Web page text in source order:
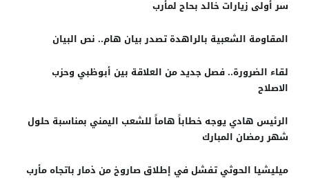
سر أولى زيارات خالد بحاح لمأرب
المقاومة الشعبية بالراهدة تصدر بيان هام.. نص البيان
لقاء الضرورة.. فصل جديد من العلاقة بين أبوظبي وحزب
الاصلاح
الرئيس هادي يوجه خطاباً هاماً للشعب اليمني بمناسبة حلول
شهر رمضان المبارك
ميليشيا الحوثي تفشل في إطلاق صاروخ من ذمار باتجاه مأرب